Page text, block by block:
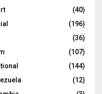
(40)
(196)
(36)
(107)
(144)
(12)